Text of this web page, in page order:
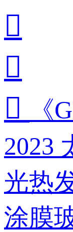



《
2023
光热
涂膜